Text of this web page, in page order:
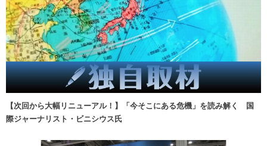
【次回から大幅リニューアル！】「今そこにある危機」を読み解く 国
際ジャーナリスト・ビニシウス氏